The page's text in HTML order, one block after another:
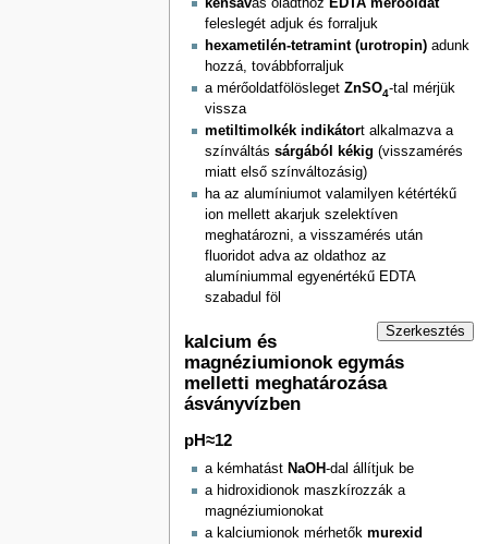
feleslegét adjuk és forraljuk
hexametilén-tetramint (urotropin)adunk
hozzá, továbbforraljuk
a mérőoldatfölösleget ZnSO4-tal mérjük
vissza
metiltimolkék indikátort alkalmazva a
színváltás sárgából kékig (visszamérés
miatt első színváltozásig)
ha az alumíniumot valamilyen kétértékű
ion mellett akarjuk szelektíven
meghatározni, a visszamérés után
fluoridot adva az oldathoz az
alumíniummal egyenértékű EDTA
szabadul föl
Szerkesztés
kalcium és
magnéziumionok egymás
melletti meghatározása
ásványvízben
pH≈12
a kémhatást NaOH-dal állítjuk be
a hidroxidionok maszkírozzák a
magnéziumionokat
a kalciumionok mérhetők murexid